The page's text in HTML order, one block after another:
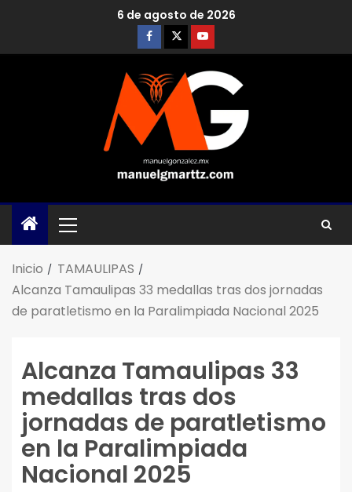
6 de agosto de 2026
Inicio
TAMAULIPAS
Alcanza Tamaulipas 33 medallas tras dos jornadas
de paratletismo en la Paralimpiada Nacional 2025
Alcanza Tamaulipas 33
medallas tras dos
jornadas de paratletismo
en la Paralimpiada
Nacional 2025